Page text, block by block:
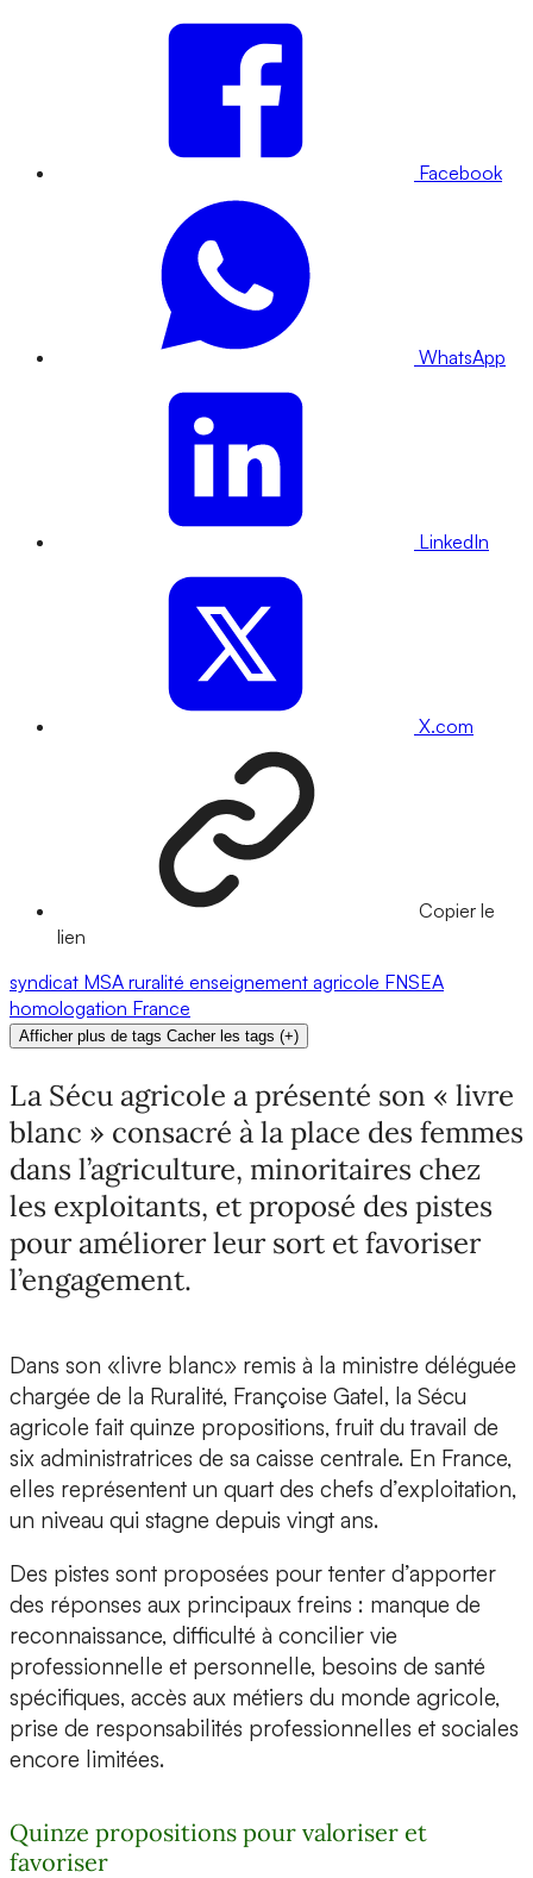
Facebook
WhatsApp
LinkedIn
X.com
Copier le
lien
syndicat MSA ruralité enseignement agricole FNSEA
homologation France
Afficher plus de tags Cacher les tags (+)
La Sécu agricole a présenté son « livre
blanc » consacré à la place des femmes
dans l’agriculture, minoritaires chez
les exploitants, et proposé des pistes
pour améliorer leur sort et favoriser
l’engagement.
Dans son «livre blanc» remis à la ministre déléguée
chargée de la Ruralité, Françoise Gatel, la Sécu
agricole fait quinze propositions, fruit du travail de
six administratrices de sa caisse centrale. En France,
elles représentent un quart des chefs d’exploitation,
un niveau qui stagne depuis vingt ans.
Des pistes sont proposées pour tenter d’apporter
des réponses aux principaux freins : manque de
reconnaissance, difficulté à concilier vie
professionnelle et personnelle, besoins de santé
spécifiques, accès aux métiers du monde agricole,
prise de responsabilités professionnelles et sociales
encore limitées.
Quinze propositions pour valoriser et
favoriser